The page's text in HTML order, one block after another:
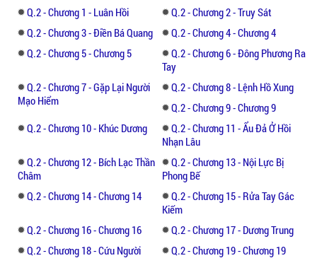
Q.2 - Chương 1 - Luân Hồi
Q.2 - Chương 2 - Truy Sát
Q.2 - Chương 3 - Điền Bá Quang
Q.2 - Chương 4 - Chương 4
Q.2 - Chương 5 - Chương 5
Q.2 - Chương 6 - Đông Phương Ra
Tay
Q.2 - Chương 7 - Gặp Lại Người
Mạo Hiểm
Q.2 - Chương 8 - Lệnh Hồ Xung
Q.2 - Chương 9 - Chương 9
Q.2 - Chương 10 - Khúc Dương
Q.2 - Chương 11 - Ẩu Đả Ở Hồi
Nhạn Lâu
Q.2 - Chương 12 - Bích Lạc Thần
Châm
Q.2 - Chương 13 - Nội Lực Bị
Phong Bế
Q.2 - Chương 14 - Chương 14
Q.2 - Chương 15 - Rửa Tay Gác
Kiếm
Q.2 - Chương 16 - Chương 16
Q.2 - Chương 17 - Dương Trung
Q.2 - Chương 18 - Cứu Người
Q.2 - Chương 19 - Chương 19